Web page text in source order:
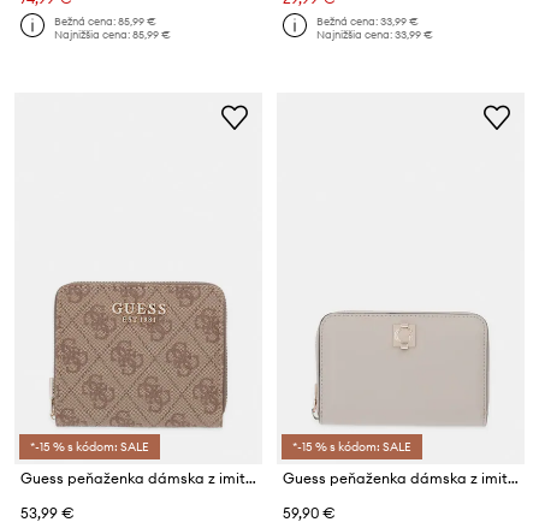
Bežná cena:85,99 €
Najnižšia cena:85,99 €
Bežná cena:33,99 €
Najnižšia cena:33,99 €
*-15 % s kódom: SALE
Guess peňaženka dámska z imitácie kože COLEEN
53,99 €
*-15 % s kódom: SALE
Guess peňaženka dámska z imitácie kože AUDREY
59,90 €